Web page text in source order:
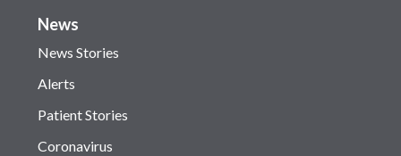
News
News Stories
Alerts
Patient Stories
Coronavirus